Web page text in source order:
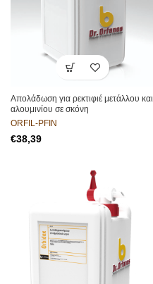
Απολάδωση για ρεκτιφιέ μετάλλου και
αλουμινίου σε σκόνη
ORFIL-PFIN
€